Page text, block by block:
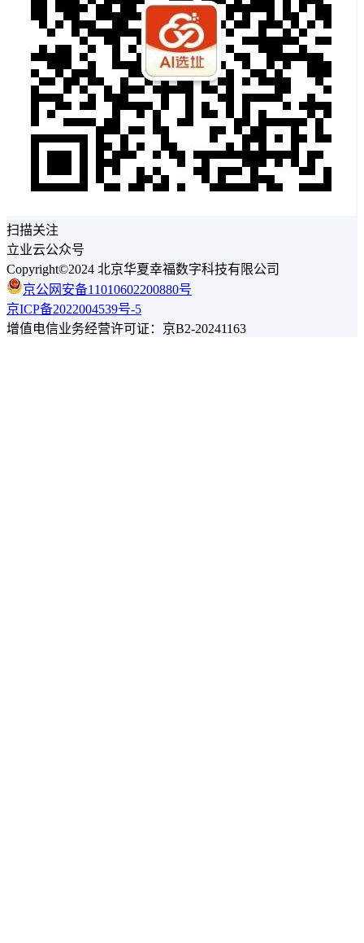
扫描关注
立业云公众号
Copyright©2024 北京华夏幸福数字科技有限公司
京公网安备11010602200880号
京ICP备2022004539号-5
增值电信业务经营许可证：京B2-20241163